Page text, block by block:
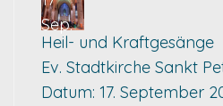
Sep.
Heil- und Kraftgesänge
Ev. Stadtkirche Sankt
Datum: 17. September